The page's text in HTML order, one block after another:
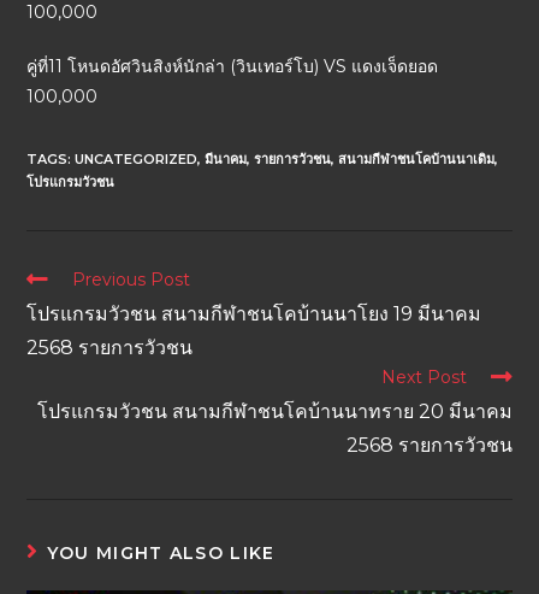
100,000
คู่ที่11 โหนดอัศวินสิงห์นักล่า (วินเทอร์โบ) VS แดงเจ็ดยอด
100,000
TAGS:UNCATEGORIZED, มีนาคม, รายการวัวชน, สนามกีฬาชนโคบ้านนาเดิม,
โปรแกรมวัวชน
Previous Post
โปรแกรมวัวชน สนามกีฬาชนโคบ้านนาโยง 19 มีนาคม
2568 รายการวัวชน
Next Post
โปรแกรมวัวชน สนามกีฬาชนโคบ้านนาทราย 20 มีนาคม
2568 รายการวัวชน
YOU MIGHT ALSO LIKE